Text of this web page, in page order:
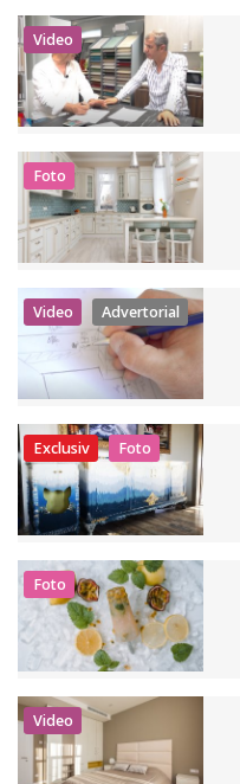
Video
Foto
Video Advertorial
Exclusiv Foto
Foto
Video